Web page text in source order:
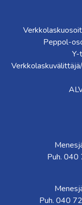
Peppol-
Puh.
Puh. 040